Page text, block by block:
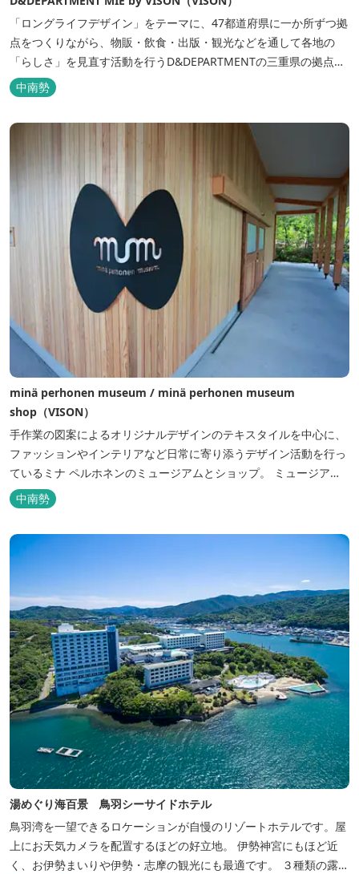
「ロングライフデザイン」をテーマに、47都道府県に一か所ずつ拠
点をつくりながら、物販・飲食・出版・観光などを通して各地の
「らしさ」を見直す活動を行うD&DEPARTMENTの三重県の拠点。
松阪もめんや伊勢木綿、伊賀焼などの三重らしいロングライフな生
活道具を紹介するショップに、スタンド式カフェも併設。三重県の
息の長いデザインを掘り起こ...
中南勢
minä perhonen museum / minä perhonen museum
shop（VISON）
手作業の図案によるオリジナルデザインのテキスタイルを中心に、
ファッションやインテリアなど日常に寄り添うデザイン活動を行っ
ているミナ ペルホネンのミュージアムとショップ。 ミュージアム
では原画やプロダクトと共にものづくりの過程や背景、デザインに
込められた想いなどをご覧いただき、ショップでは服や小物から家
具に至るまで、暮らしを彩るアイ...
中南勢
湯めぐり海百景 鳥羽シーサイドホテル
鳥羽湾を一望できるロケーションが自慢のリゾートホテルです。屋
上にお天気カメラを配置するほどの好立地。 伊勢神宮にもほど近
く、お伊勢まいりや伊勢・志摩の観光にも最適です。 ３種類の露天